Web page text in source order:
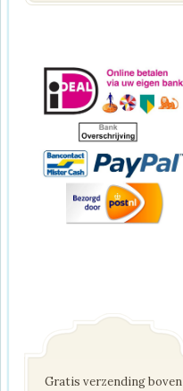
Gratis verzending boven